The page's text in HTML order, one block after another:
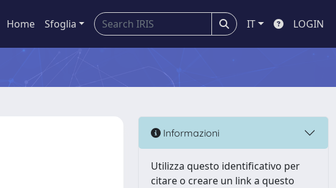
Home Sfoglia IT LOGIN
Informazioni
Utilizza questo identificativo per
citare o creare un link a questo